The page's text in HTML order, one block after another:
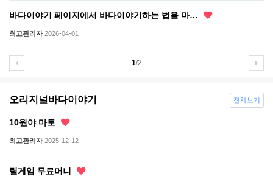
바다이야기 페이지에서 바다이야기하는 법을 마…
최고관리자 2026-04-01
1/2
오리지널바다이야기
10원야 마토
최고관리자 2025-12-12
릴게임 무료머니
전체보기